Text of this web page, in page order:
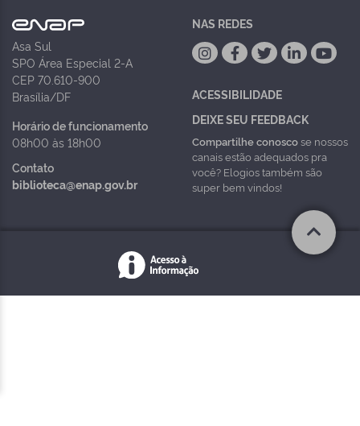
Asa Sul
SPO Área Especial 2-A
CEP 70.610-900
Brasília/DF
Horário de funcionamento
08h00 às 18h00
Contato
biblioteca@enap.gov.br
NAS REDES
ACESSIBILIDADE
DEIXE SEU FEEDBACK
Compartilhe conoscose nossos
canais estão adequados pra
você? Elogios também são
super bem vindos!